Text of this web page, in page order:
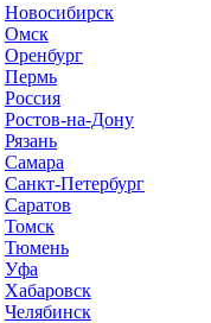
Новосибирск
Омск
Оренбург
Пермь
Россия
Ростов-на-Дону
Рязань
Самара
Санкт-Петербург
Саратов
Томск
Тюмень
Уфа
Хабаровск
Челябинск